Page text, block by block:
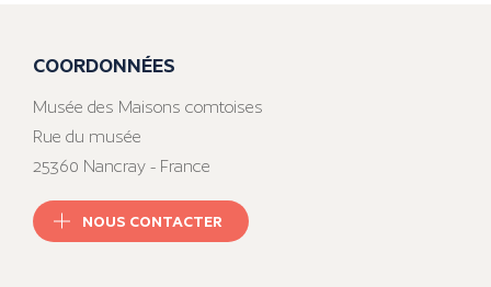
COORDONNÉES
Musée des Maisons comtoises
Rue du musée
25360 Nancray - France
NOUS CONTACTER